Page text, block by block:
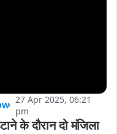
27 Apr 2025, 06:21
pm
के दौरान दो मंजिला